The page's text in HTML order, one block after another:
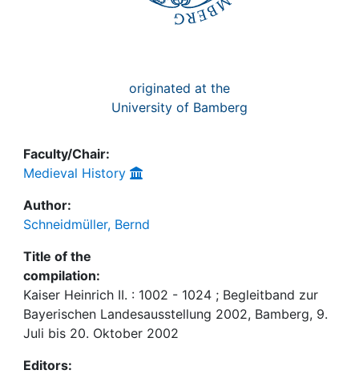
originated at the
University of Bamberg
Faculty/Chair:
Medieval History
Author:
Schneidmüller, Bernd
Title of the
compilation:
Kaiser Heinrich II. : 1002 - 1024 ; Begleitband zur
Bayerischen Landesausstellung 2002, Bamberg, 9.
Juli bis 20. Oktober 2002
Editors: